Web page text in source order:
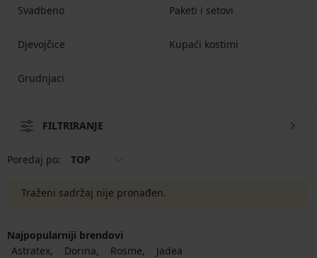
Svadbeno Paketi i setovi
Djevojčice Kupaći kostimi
Grudnjaci
FILTRIRANJE
Poredaj po: TOP
Traženi sadržaj nije pronađen.
Najpopularniji brendovi
Astratex
Dorina Rosme Jadea